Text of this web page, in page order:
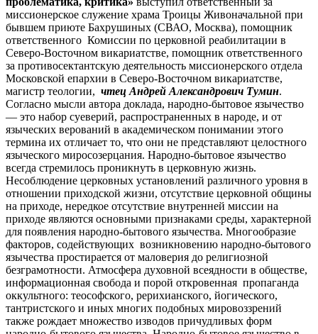
миссионерское служение храма Троицы Живоначальной при
бывшем приюте Бахрушиных (СВАО, Москва), помощник
ответственного Комиссии по церковной реабилитации в
Северо-Восточном викариатстве, помощник ответственного
за противосектантскую деятельность миссионерского отдела
Московской епархии в Северо-Восточном викариатстве,
магистр теологии, чтец Андрей Александрович Тумин.
Согласно мысли автора доклада, народно-бытовое язычество
— это набор суеверий, распространенных в народе, и от
языческих верований в академическом понимании этого
термина их отличает то, что они не представляют целостного
языческого миросозерцания. Народно-бытовое язычество
всегда стремилось проникнуть в церковную жизнь.
Несоблюдение церковных установлений различного уровня в
отношении приходской жизни, отсутствие церковной общины
на приходе, нередкое отсутствие внутренней миссии на
приходе являются основными признаками среды, характерной
для появления народно-бытового язычества. Многообразие
факторов, содействующих возникновению народно-бытового
язычества простирается от маловерия до религиозной
безграмотности. Атмосфера духовной всеядности в обществе,
информационная свобода и порой откровенная пропаганда
оккультного: теософского, рерихианского, йогического,
тантристского и иных многих подобных мировоззрений
также рождает множество изводов причудливых форм